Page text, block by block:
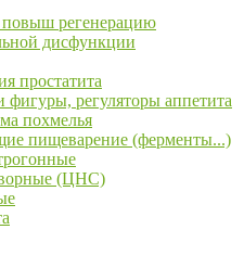
регенерацию
дисфункции
простатита
фигуры, регуляторы аппетита
похмелья
пищеварение (ферменты...)
(ЦНС)